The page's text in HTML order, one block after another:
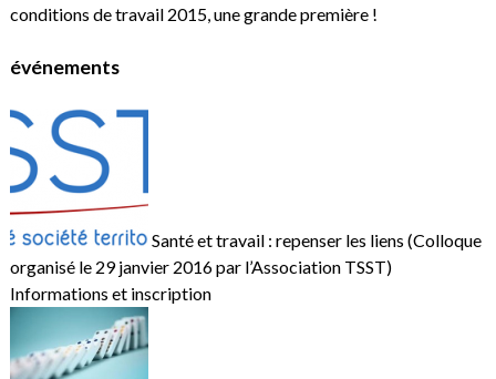
conditions de travail 2015, une grande première !
événements
Santé et travail : repenser les liens (Colloque
organisé le 29 janvier 2016 par l’Association TSST)
Informations et inscription